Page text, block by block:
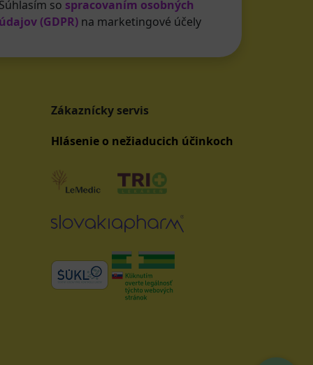
Súhlasím so spracovaním osobných
údajov (GDPR) na marketingové účely
Zákaznícky servis
Hlásenie o nežiaducich účinkoch